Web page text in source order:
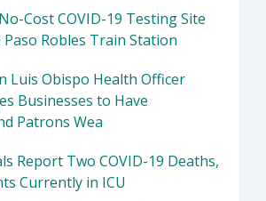
Cost COVID-19 Testing Site
Robles Train Station
Luis Obispo Health Officer
Businesses to Have
Patrons Wea
Report Two COVID-19 Deaths,
Currently in ICU